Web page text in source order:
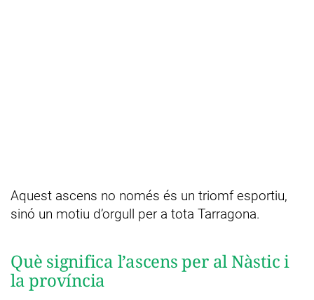
Aquest ascens no només és un triomf esportiu,
sinó un motiu d’orgull per a tota Tarragona.
Què significa l’ascens per al Nàstic i
la província